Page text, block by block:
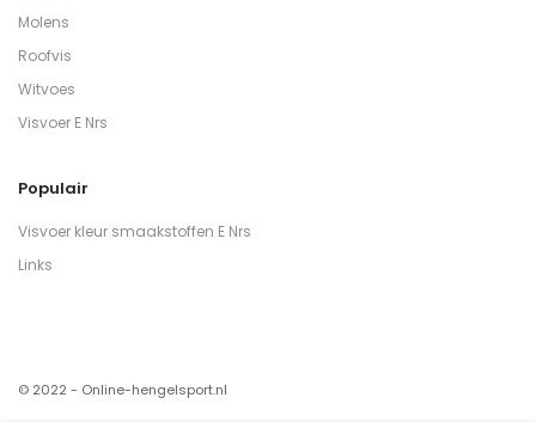
Molens
Roofvis
Witvoes
Visvoer E Nrs
Populair
Visvoer kleur smaakstoffen E Nrs
Links
© 2022 - Online-hengelsport.nl